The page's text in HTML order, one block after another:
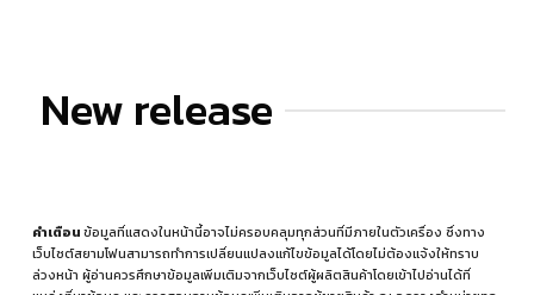
New release
คำเตือนข้อมูลที่แสดงในหน้านี้อาจไม่ครอบคลุมทุกส่วนที่มีภายในตัวเครื่อง ซึ่งทาง
เว็บไซต์สยามโฟนสามารถทำการเปลี่ยนแปลงแก้ไขข้อมูลได้โดยไม่ต้องแจ้งให้ทราบ
ล่วงหน้า ผู้อ่านควรศึกษาข้อมูลเพิ่มเติมจากเว็บไซต์ผู้ผลิตสินค้าโดยเข้าไปอ่านได้ที่